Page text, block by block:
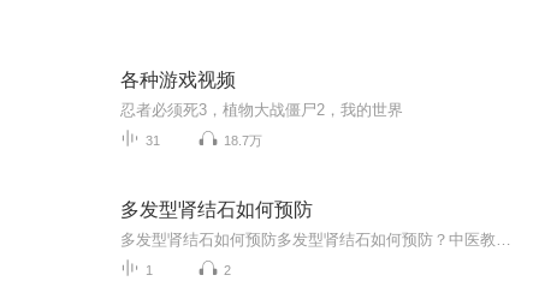
各种游戏视频
忍者必须死3，植物大战僵尸2，我的世界
31 18.7万
多发型肾结石如何预防
1 2